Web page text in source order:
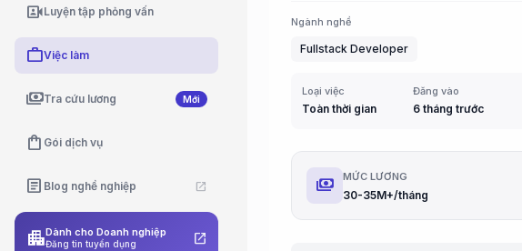
video_camera_frontLuyện tập phỏng vấn
workViệc làm
paymentsTra cứu lương Mới
shopping_bag Gói dịch vụ
article Blog nghề nghiệp open_in_new
apartmentDành cho Doanh nghiệp
Đăng tin tuyển dụng open_in_new
Ngành nghề
Fullstack Developer
Loại việc
Toàn thời gian
Đăng vào
6 tháng trước
payments MỨC LƯƠNG
30-35M+/tháng